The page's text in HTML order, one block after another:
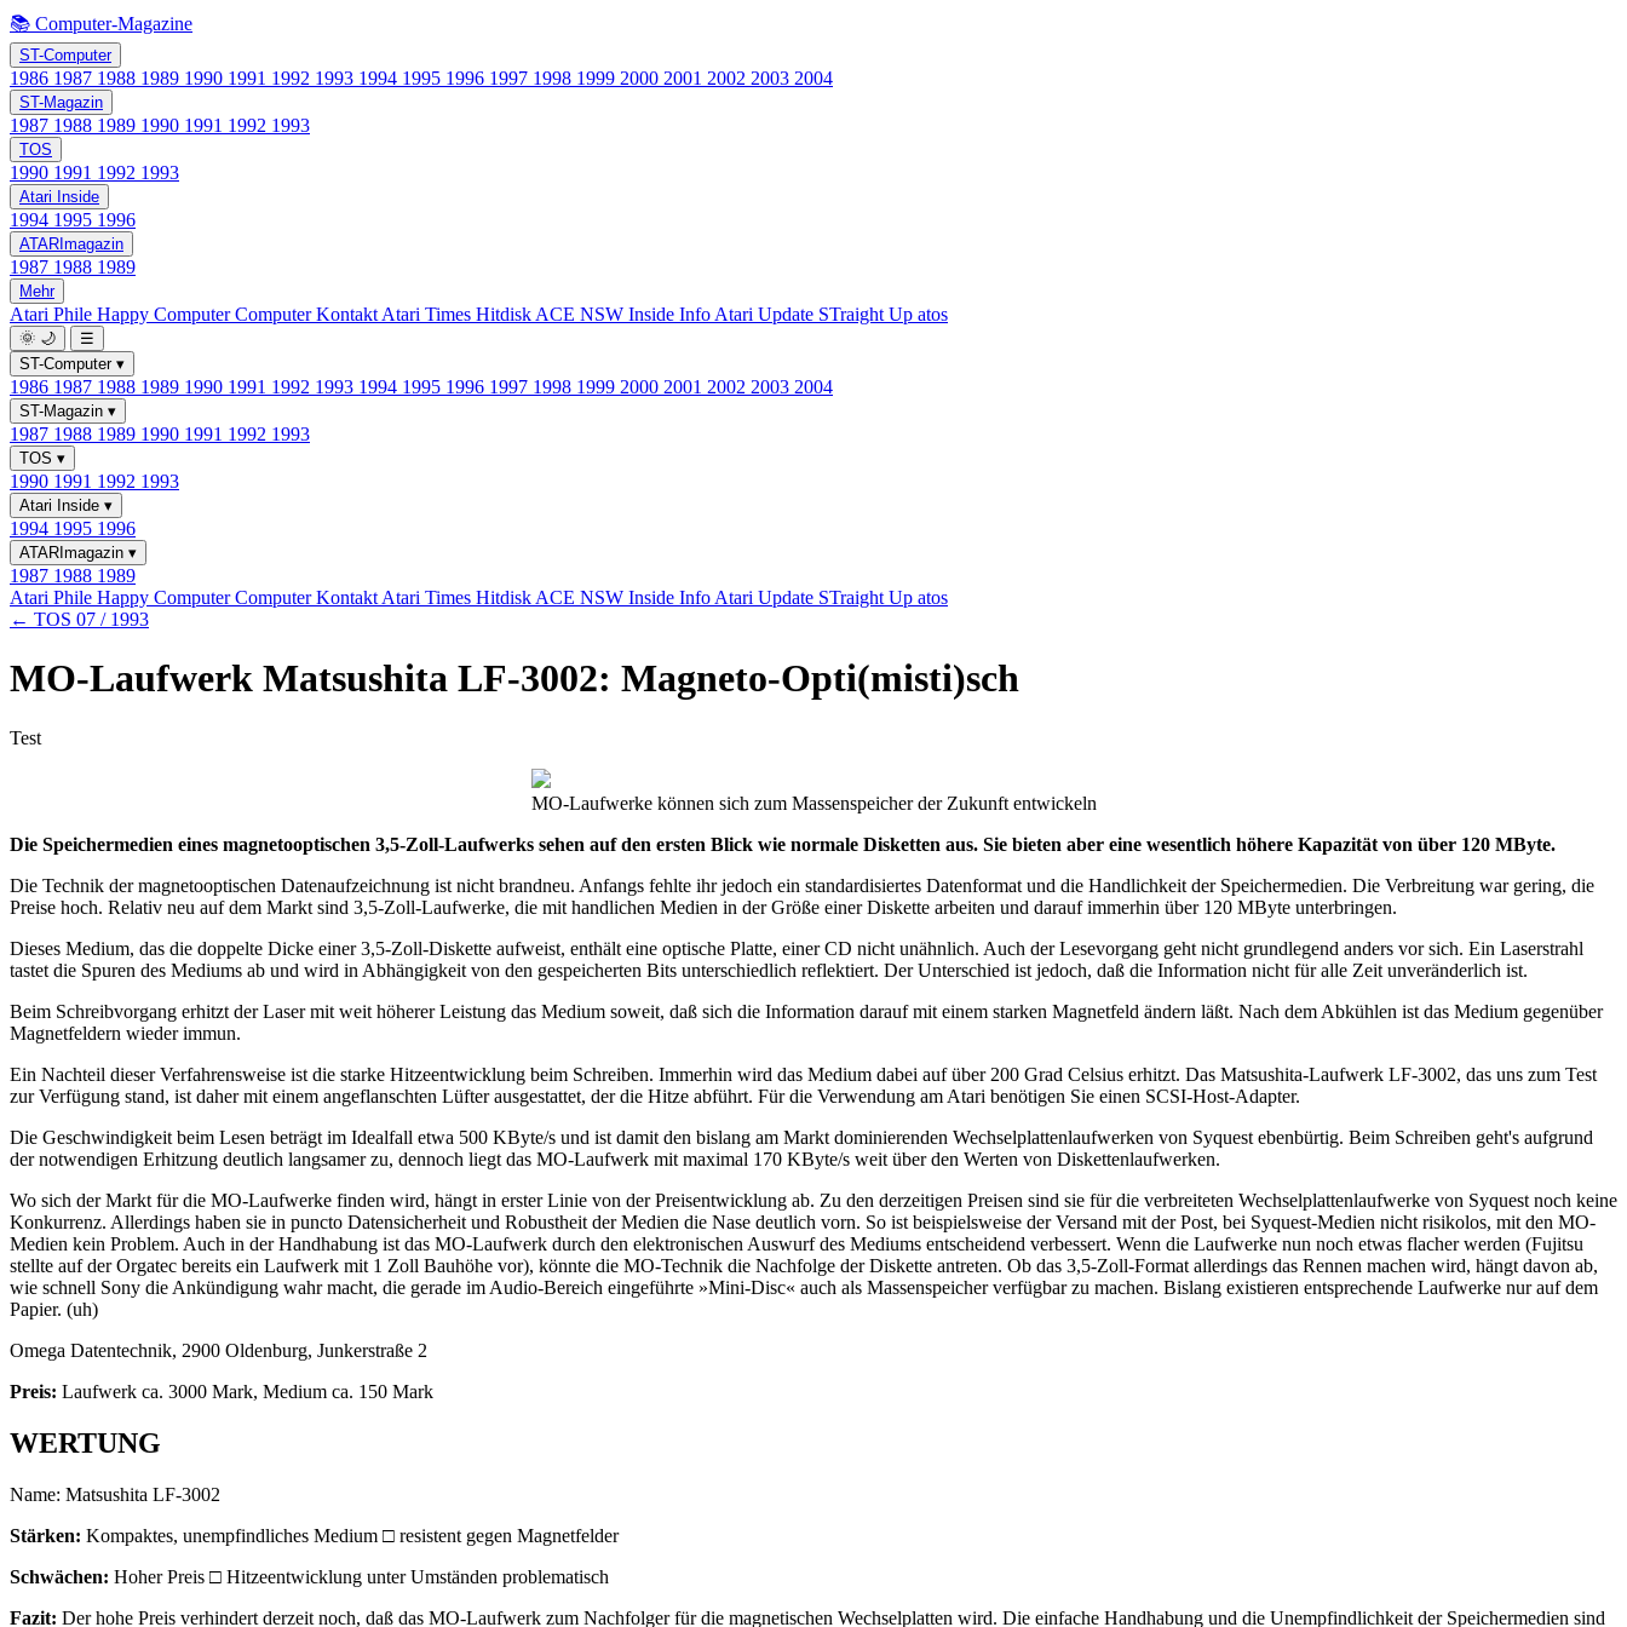
📚 Computer-Magazine
ST-Computer
1986 1987 1988 1989 1990 1991 1992 1993 1994 1995 1996 1997 1998 1999 2000 2001 2002 2003 2004
ST-Magazin
1987 1988 1989 1990 1991 1992 1993
TOS
1990 1991 1992 1993
Atari Inside
1994 1995 1996
ATARImagazin
1987 1988 1989
Mehr
Atari Phile Happy ComputerComputer Kontakt Atari Times Hitdisk ACE NSW Inside Info Atari Update STraight Up atos
🌞 🌙
☰
ST-Computer ▾
1986 1987 1988 1989 1990 1991 1992 1993 1994 1995 1996 1997 1998 1999 2000 2001 2002 2003 2004
ST-Magazin ▾
1987 1988 1989 1990 1991 1992 1993
TOS ▾
1990 1991 1992 1993
Atari Inside ▾
1994 1995 1996
ATARImagazin ▾
1987 1988 1989
Atari Phile Happy ComputerComputer Kontakt Atari Times Hitdisk ACE NSW Inside Info Atari Update STraight Up atos
← TOS 07 / 1993
MO-Laufwerk Matsushita LF-3002: Magneto-Opti(misti)sch
Test
MO-Laufwerke können sich zum Massenspeicher der Zukunft entwickeln
Die Speichermedien eines magnetooptischen 3,5-Zoll-Laufwerks sehen auf den ersten Blick wie normale Disketten aus. Sie bieten aber eine wesentlich höhere Kapazität von über 120 MByte.
Die Technik der magnetooptischen Datenaufzeichnung ist nicht brandneu. Anfangs fehlte ihr jedoch ein standardisiertes Datenformat und die Handlichkeit der Speichermedien. Die Verbreitung war gering, die
Preise hoch. Relativ neu auf dem Markt sind 3,5-Zoll-Laufwerke, die mit handlichen Medien in der Größe einer Diskette arbeiten und darauf immerhin über 120 MByte unterbringen.
Dieses Medium, das die doppelte Dicke einer 3,5-Zoll-Diskette aufweist, enthält eine optische Platte, einer CD nicht unähnlich. Auch der Lesevorgang geht nicht grundlegend anders vor sich. Ein Laserstrahl
tastet die Spuren des Mediums ab und wird in Abhängigkeit von den gespeicherten Bits unterschiedlich reflektiert. Der Unterschied ist jedoch, daß die Information nicht für alle Zeit unveränderlich ist.
Beim Schreibvorgang erhitzt der Laser mit weit höherer Leistung das Medium soweit, daß sich die Information darauf mit einem starken Magnetfeld ändern läßt. Nach dem Abkühlen ist das Medium gegenüber
Magnetfeldern wieder immun.
Ein Nachteil dieser Verfahrensweise ist die starke Hitzeentwicklung beim Schreiben. Immerhin wird das Medium dabei auf über 200 Grad Celsius erhitzt. Das Matsushita-Laufwerk LF-3002, das uns zum Test
zur Verfügung stand, ist daher mit einem angeflanschten Lüfter ausgestattet, der die Hitze abführt. Für die Verwendung am Atari benötigen Sie einen SCSI-Host-Adapter.
Die Geschwindigkeit beim Lesen beträgt im Idealfall etwa 500 KByte/s und ist damit den bislang am Markt dominierenden Wechselplattenlaufwerken von Syquest ebenbürtig. Beim Schreiben geht's aufgrund
der notwendigen Erhitzung deutlich langsamer zu, dennoch liegt das MO-Laufwerk mit maximal 170 KByte/s weit über den Werten von Diskettenlaufwerken.
Wo sich der Markt für die MO-Laufwerke finden wird, hängt in erster Linie von der Preisentwicklung ab. Zu den derzeitigen Preisen sind sie für die verbreiteten Wechselplattenlaufwerke von Syquest noch keine
Konkurrenz. Allerdings haben sie in puncto Datensicherheit und Robustheit der Medien die Nase deutlich vorn. So ist beispielsweise der Versand mit der Post, bei Syquest-Medien nicht risikolos, mit den MO-
Medien kein Problem. Auch in der Handhabung ist das MO-Laufwerk durch den elektronischen Auswurf des Mediums entscheidend verbessert. Wenn die Laufwerke nun noch etwas flacher werden (Fujitsu
stellte auf der Orgatec bereits ein Laufwerk mit 1 Zoll Bauhöhe vor), könnte die MO-Technik die Nachfolge der Diskette antreten. Ob das 3,5-Zoll-Format allerdings das Rennen machen wird, hängt davon ab,
wie schnell Sony die Ankündigung wahr macht, die gerade im Audio-Bereich eingeführte »Mini-Disc« auch als Massenspeicher verfügbar zu machen. Bislang existieren entsprechende Laufwerke nur auf dem
Papier. (uh)
Omega Datentechnik, 2900 Oldenburg, Junkerstraße 2
Preis: Laufwerk ca. 3000 Mark, Medium ca. 150 Mark
WERTUNG
Name: Matsushita LF-3002
Stärken: Kompaktes, unempfindliches Medium □ resistent gegen Magnetfelder
Schwächen: Hoher Preis □ Hitzeentwicklung unter Umständen problematisch
Fazit: Der hohe Preis verhindert derzeit noch, daß das MO-Laufwerk zum Nachfolger für die magnetischen Wechselplatten wird. Die einfache Handhabung und die Unempfindlichkeit der Speichermedien sind